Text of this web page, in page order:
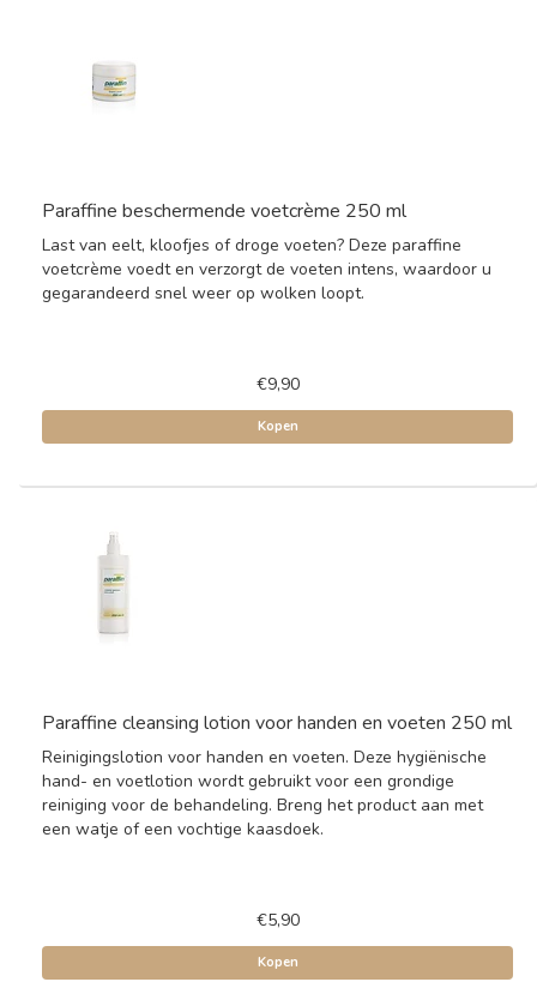
Paraffine beschermende voetcrème 250 ml
Last van eelt, kloofjes of droge voeten? Deze paraffine
voetcrème voedt en verzorgt de voeten intens, waardoor u
gegarandeerd snel weer op wolken loopt.
€9,90
Kopen
Paraffine cleansing lotion voor handen en voeten 250 ml
Reinigingslotion voor handen en voeten. Deze hygiënische
hand- en voetlotion wordt gebruikt voor een grondige
reiniging voor de behandeling. Breng het product aan met
een watje of een vochtige kaasdoek.
€5,90
Kopen